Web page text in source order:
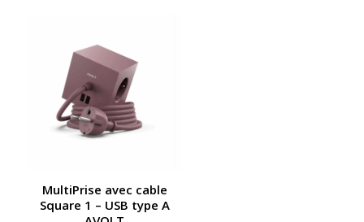
MultiPrise avec cable
Square 1 – USB type A